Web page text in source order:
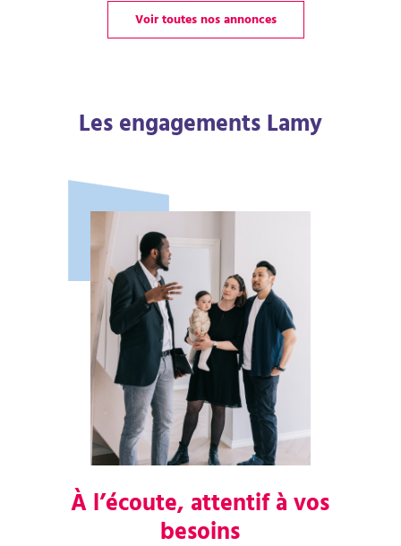
Voir toutes nos annonces
Les engagements Lamy
À l’écoute, attentif à vos
besoins